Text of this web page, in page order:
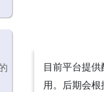
目前平台提
用。后期会